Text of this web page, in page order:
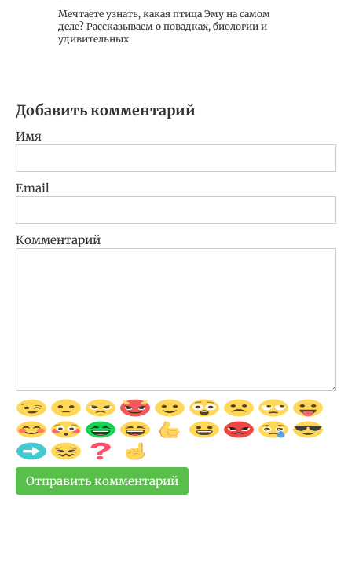
Мечтаете узнать, какая птица Эму на самом
деле? Рассказываем о повадках, биологии и
удивительных
Добавить комментарий
Имя
Email
Комментарий